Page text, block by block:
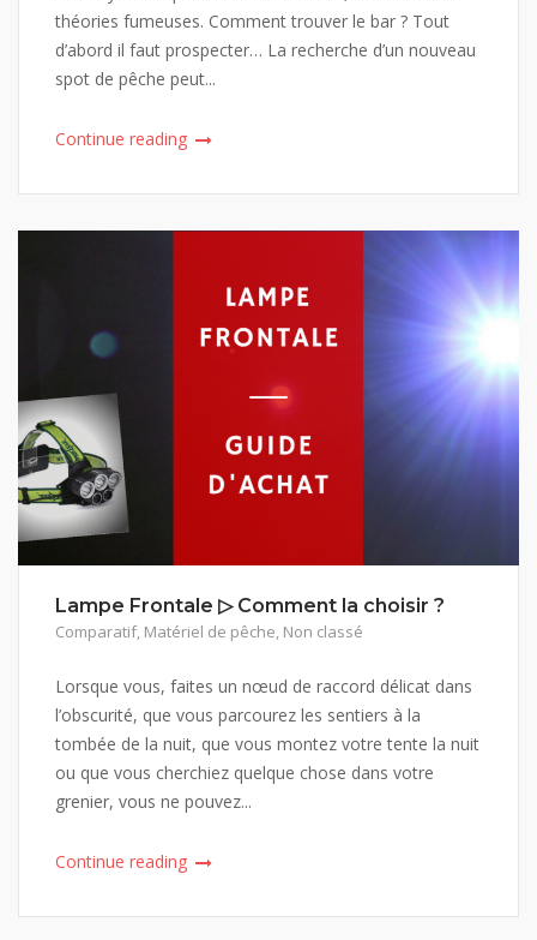
théories fumeuses. Comment trouver le bar ? Tout
d’abord il faut prospecter… La recherche d’un nouveau
spot de pêche peut...
Continue reading
Lampe Frontale ▷ Comment la choisir ?
Comparatif, Matériel de pêche, Non classé
Lorsque vous, faites un nœud de raccord délicat dans
l’obscurité, que vous parcourez les sentiers à la
tombée de la nuit, que vous montez votre tente la nuit
ou que vous cherchiez quelque chose dans votre
grenier, vous ne pouvez...
Continue reading